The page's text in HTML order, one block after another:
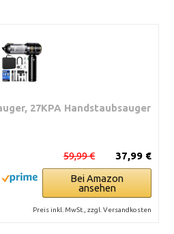
27KPA Handstaubsauger
37,99 €
59,99 €
Bei Amazon
ansehen
Preis inkl. MwSt., zzgl. Versandkosten